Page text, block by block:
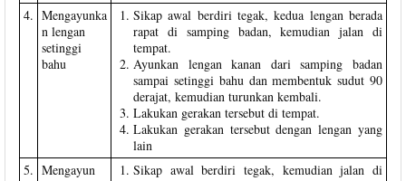
4. Mengayunka
n lengan
setinggi
bahu
Sikap awal berdiri tegak, kedua lengan berada
rapat di samping badan, kemudian jalan di
tempat.
Ayunkan lengan kanan dari samping badan
sampai setinggi bahu dan membentuk sudut 90
derajat, kemudian turunkan kembali.
Lakukan gerakan tersebut di tempat.
Lakukan gerakan tersebut dengan lengan yang
lain
5. Mengayun
Sikap awal berdiri tegak, kemudian jalan di